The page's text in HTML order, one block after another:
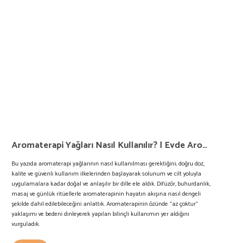
Aromaterapi Yağları Nasıl Kullanılır? | Evde Aromaterapi İpuçları
Bu yazıda aromaterapi yağlarının nasıl kullanılması gerektiğini; doğru doz,
kalite ve güvenli kullanım ilkelerinden başlayarak solunum ve cilt yoluyla
uygulamalara kadar doğal ve anlaşılır bir dille ele aldık. Difüzör, buhurdanlık,
masaj ve günlük ritüellerle aromaterapinin hayatın akışına nasıl dengeli
şekilde dahil edilebileceğini anlattık. Aromaterapinin özünde “az çoktur”
yaklaşımı ve bedeni dinleyerek yapılan bilinçli kullanımın yer aldığını
vurguladık.